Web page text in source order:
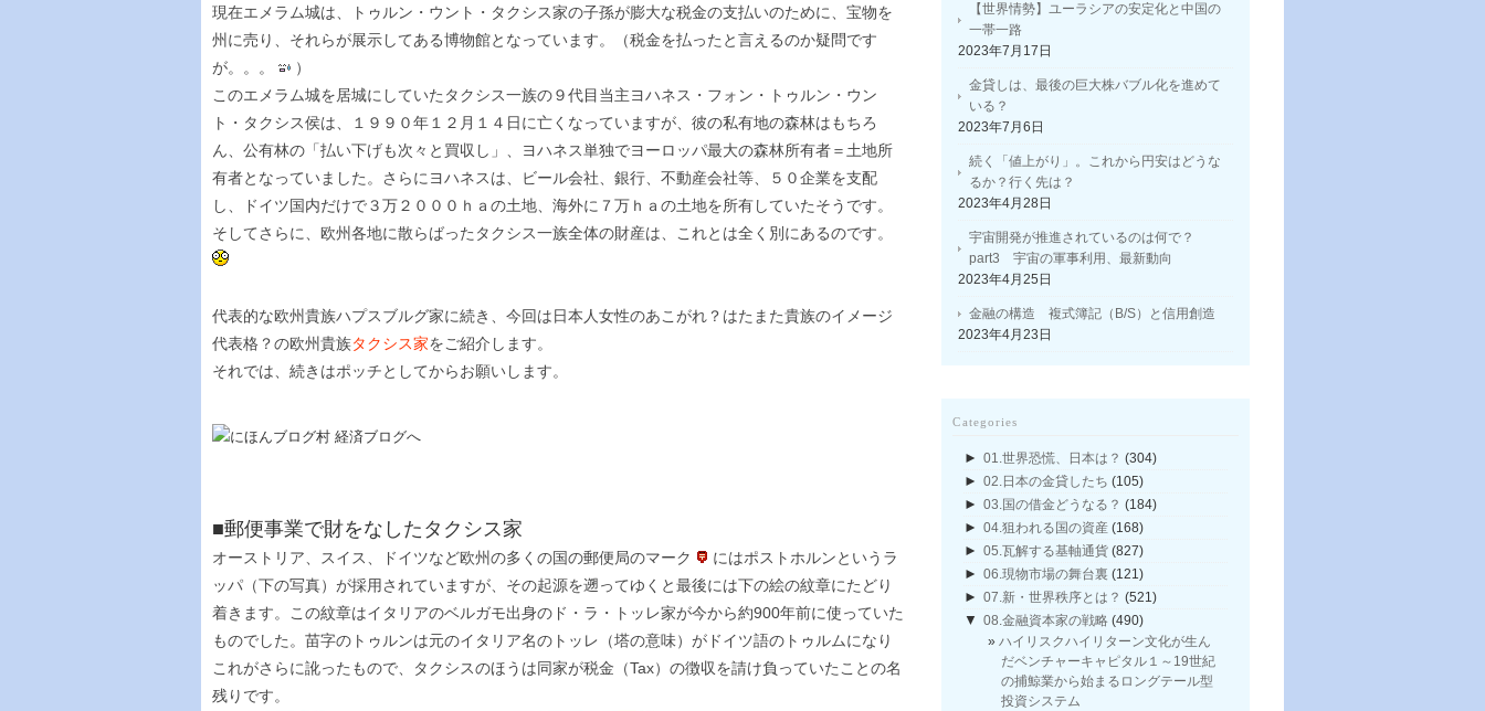
現在エメラム城は、トゥルン・ウント・タクシス家の子孫が膨大な税金の支払いのために、宝物を
州に売り、それらが展示してある博物館となっています。（税金を払ったと言えるのか疑問です
が。。。
）
このエメラム城を居城にしていたタクシス一族の９代目当主ヨハネス・フォン・トゥルン・ウン
ト・タクシス侯は、１９９０年１２月１４日に亡くなっていますが、彼の私有地の森林はもちろ
ん、公有林の「払い下げも次々と買収し」、ヨハネス単独でヨーロッパ最大の森林所有者＝土地所
有者となっていました。さらにヨハネスは、ビール会社、銀行、不動産会社等、５０企業を支配
し、ドイツ国内だけで３万２０００ｈａの土地、海外に７万ｈａの土地を所有していたそうです。
そしてさらに、欧州各地に散らばったタクシス一族全体の財産は、これとは全く別にあるのです。
代表的な欧州貴族ハプスブルグ家に続き、今回は日本人女性のあこがれ？はたまた貴族のイメージ
代表格？の欧州貴族タクシス家をご紹介します。
それでは、続きはポッチとしてからお願いします。
■郵便事業で財をなしたタクシス家
オーストリア、スイス、ドイツなど欧州の多くの国の郵便局のマーク
にはポストホルンというラ
ッパ（下の写真）が採用されていますが、その起源を遡ってゆくと最後には下の絵の紋章にたどり
着きます。この紋章はイタリアのベルガモ出身のド・ラ・トッレ家が今から約900年前に使っていた
ものでした。苗字のトゥルンは元のイタリア名のトッレ（塔の意味）がドイツ語のトゥルムになり
これがさらに訛ったもので、タクシスのほうは同家が税金（Tax）の徴収を請け負っていたことの名
残りです。
【世界情勢】ユーラシアの安定化と中国の
一帯一路
2023年7月17日
金貸しは、最後の巨大株バブル化を進めて
いる？
2023年7月6日
続く「値上がり」。これから円安はどうな
るか？行く先は？
2023年4月28日
宇宙開発が推進されているのは何で？
part3 宇宙の軍事利用、最新動向
2023年4月25日
金融の構造 複式簿記（B/S）と信用創造
2023年4月23日
Categories
► 01.世界恐慌、日本は？ (304)
► 02.日本の金貸したち (105)
► 03.国の借金どうなる？ (184)
► 04.狙われる国の資産 (168)
► 05.瓦解する基軸通貨 (827)
► 06.現物市場の舞台裏 (121)
► 07.新・世界秩序とは？ (521)
▼ 08.金融資本家の戦略 (490)
ハイリスクハイリターン文化が生ん
だベンチャーキャピタル１～19世紀
の捕鯨業から始まるロングテール型
投資システム